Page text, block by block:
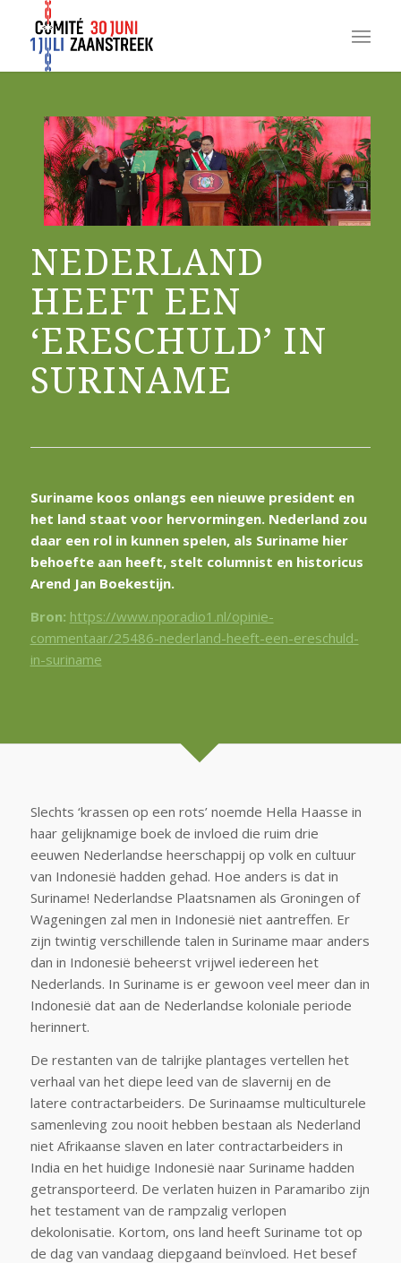
NEDERLAND
HEEFT EEN
‘ERESCHULD’ IN
SURINAME
Suriname koos onlangs een nieuwe president en
het land staat voor hervormingen. Nederland zou
daar een rol in kunnen spelen, als Suriname hier
behoefte aan heeft, stelt columnist en historicus
Arend Jan Boekestijn.
Bron: https://www.nporadio1.nl/opinie-
commentaar/25486-nederland-heeft-een-ereschuld-
in-suriname
Slechts ‘krassen op een rots’ noemde Hella Haasse in
haar gelijknamige boek de invloed die ruim drie
eeuwen Nederlandse heerschappij op volk en cultuur
van Indonesië hadden gehad. Hoe anders is dat in
Suriname! Nederlandse Plaatsnamen als Groningen of
Wageningen zal men in Indonesië niet aantreffen. Er
zijn twintig verschillende talen in Suriname maar anders
dan in Indonesië beheerst vrijwel iedereen het
Nederlands. In Suriname is er gewoon veel meer dan in
Indonesië dat aan de Nederlandse koloniale periode
herinnert.
De restanten van de talrijke plantages vertellen het
verhaal van het diepe leed van de slavernij en de
latere contractarbeiders. De Surinaamse multiculturele
samenleving zou nooit hebben bestaan als Nederland
niet Afrikaanse slaven en later contractarbeiders in
India en het huidige Indonesië naar Suriname hadden
getransporteerd. De verlaten huizen in Paramaribo zijn
het testament van de rampzalig verlopen
dekolonisatie. Kortom, ons land heeft Suriname tot op
de dag van vandaag diepgaand beïnvloed. Het besef